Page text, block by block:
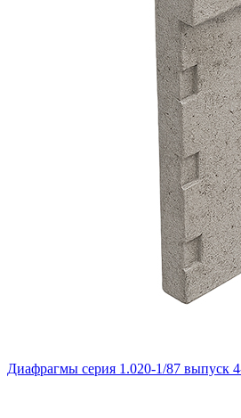
Диафрагмы серия 1.020-1/87 выпуск